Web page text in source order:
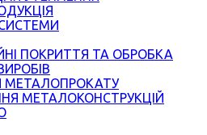
ПОКРИТТЯ ТА ОБРОБКА
МЕТАЛОПРОКАТУ
МЕТАЛОКОНСТРУКЦІЙ